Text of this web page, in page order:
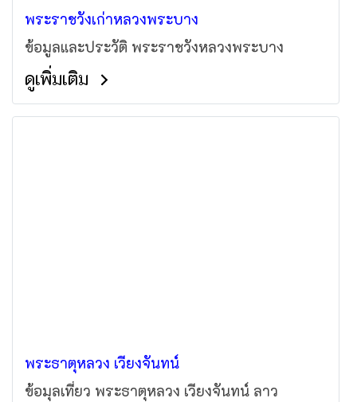
พระราชวังเก่าหลวงพระบาง
ข้อมูลและประวัติ พระราชวังหลวงพระบาง
ดูเพิ่มเติม
พระธาตุหลวง เวียงจันทน์
ข้อมุลเที่ยว พระธาตุหลวง เวียงจันทน์ ลาว